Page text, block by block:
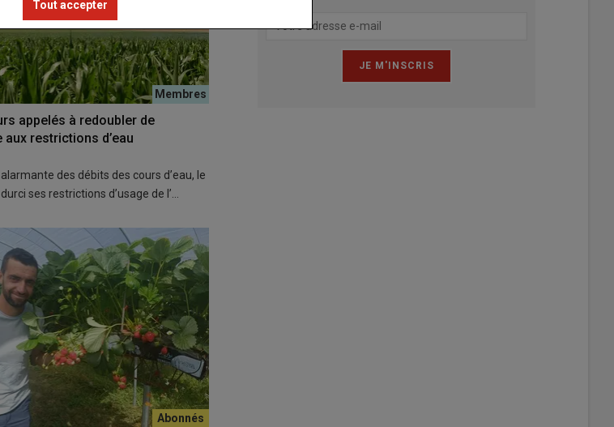
appelés à redoubler de
restrictions d’eau
des débits des cours d’eau, le
ses restrictions d’usage de l’…
Tout accepter